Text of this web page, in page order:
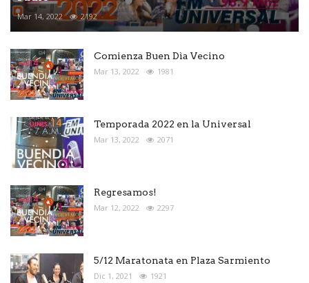
Mar 14, 2022 2192
Comienza Buen Dìa Vecino
Mar 13, 2022 1981
Temporada 2022 en la Universal
Mar 13, 2022 2071
Regresamos!
Mar 12, 2022 2297
5/12 Maratonata en Plaza Sarmiento
Dic 1, 2021 1921